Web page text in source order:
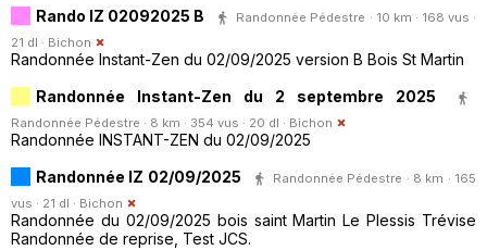
Rando IZ 02092025 B
Randonnée Pédestre · 10 km · 168 vus ·
21 dl · Bichon
Randonnée Instant-Zen du 02/09/2025 version B Bois St Martin
Randonnée Instant-Zen du 2 septembre 2025
Randonnée Pédestre · 8 km · 354 vus · 20 dl · Bichon
Randonnée INSTANT-ZEN du 02/09/2025
Randonnée IZ 02/09/2025
Randonnée Pédestre · 8 km · 165
vus · 21 dl · Bichon
Randonnée du 02/09/2025 bois saint Martin Le Plessis Trévise
Randonnée de reprise, Test JCS.